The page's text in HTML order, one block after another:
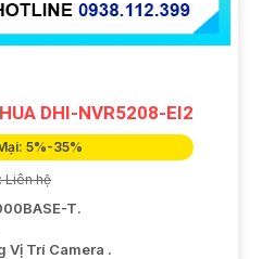
DHI-NVR5208-EI2
5%-35%
Liên hệ
T.
Vị Trí Camera .